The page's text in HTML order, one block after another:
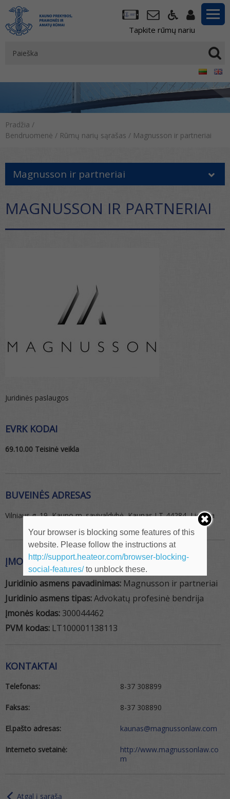
Tapkite rūmų nariu
Pradžia /
Bendruomenė / Rūmų narių sąrašas / Magnusson ir partneriai
Magnusson ir partneriai
MAGNUSSON IR PARTNERIAI
Juridinės paslaugos
EVRK KODAI
69.10.00 Teisinė veikla
BUVEINĖS ADRESAS
Vilniaus g. 19, Kauno m. savivaldybė, Kaunas LT-44284, Lietuva
ĮMONĖS REKVIZITAI
Juridinio asmens pavadinimas: Magnusson ir partneriai
Juridinio asmens tipas:Advokatų profesinė bendrija
Įmonės kodas: 300044462
PVM kodas: LT100001138113
KONTAKTAI
Telefonas:
Faksas:
El.pašto adresas:
Interneto svetainė:
8-37 308899
8-37 308890
kaunas@magnussonlaw.com
http://www.magnussonlaw.co
m
Atgal į sąrašą
Your browser is blocking some features of this
website. Please follow the instructions at
http://support.heateor.com/browser-blocking-
social-features/to unblock these.